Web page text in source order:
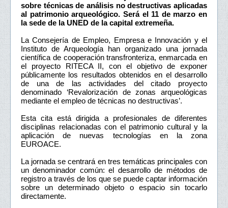
sobre técnicas de análisis no destructivas aplicadas
al patrimonio arqueológico. Será el 11 de marzo en
la sede de la UNED de la capital extremeña.
La Consejería de Empleo, Empresa e Innovación y el
Instituto de Arqueología han organizado una jornada
científica de cooperación transfronteriza, enmarcada en
el proyecto RITECA II, con el objetivo de exponer
públicamente los resultados obtenidos en el desarrollo
de una de las actividades del citado proyecto
denominado ‘Revalorización de zonas arqueológicas
mediante el empleo de técnicas no destructivas’.
Esta cita está dirigida a profesionales de diferentes
disciplinas relacionadas con el patrimonio cultural y la
aplicación de nuevas tecnologías en la zona
EUROACE.
La jornada se centrará en tres temáticas principales con
un denominador común: el desarrollo de métodos de
registro a través de los que se puede captar información
sobre un determinado objeto o espacio sin tocarlo
directamente.